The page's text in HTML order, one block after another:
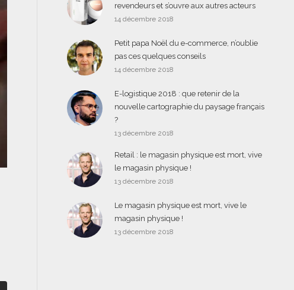
revendeurs et s’ouvre aux autres acteurs
14 décembre 2018
Petit papa Noël du e-commerce, n’oublie
pas ces quelques conseils
14 décembre 2018
E-logistique 2018 : que retenir de la
nouvelle cartographie du paysage français
?
13 décembre 2018
Retail : le magasin physique est mort, vive
le magasin physique !
13 décembre 2018
Le magasin physique est mort, vive le
magasin physique !
13 décembre 2018